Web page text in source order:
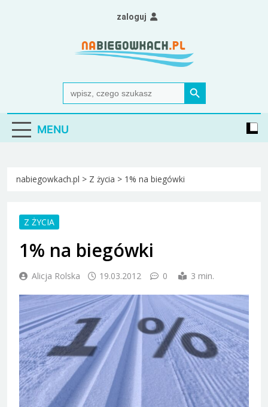
Nabiegowkach.pl
portal miłośników narciarstwa biegowego
Search
for:
Search Button
zaloguj
MENU
nabiegowkach.pl > Z życia > 1% na biegówki
Z ŻYCIA
1% na biegówki
Alicja Rolska 19.03.2012 0 3 min.